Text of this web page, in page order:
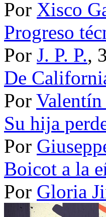
Por Xisco
Progreso
Por J. P. P.,
De
Por
Su hija
Por
Boicot a la
Por Gloria